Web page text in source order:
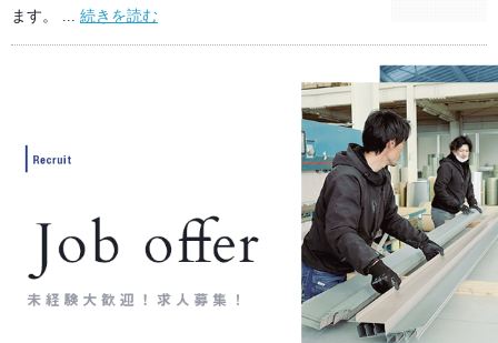
ます。 ... 続きを読む